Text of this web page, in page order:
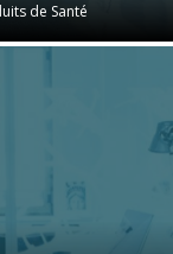
de Santé
de Santé